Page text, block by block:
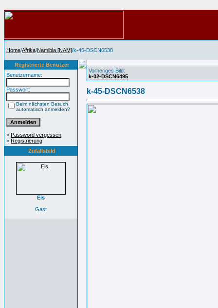
Home/Afrika/Namibia [NAM]/k-45-DSCN6538
Registrierte Benutzer
Benutzername:
Passwort:
Beim nächsten Besuch
automatisch anmelden?
» Password vergessen
» Registrierung
Zufallsbild
Eis
Gast
Vorheriges Bild:
k-02-DSCN6495
k-45-DSCN6538